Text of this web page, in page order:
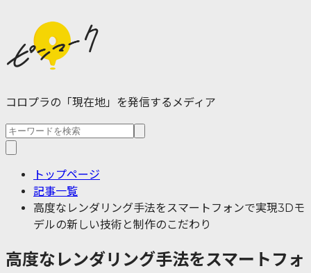
コロプラの「現在地」を発信するメディア
トップページ
記事一覧
高度なレンダリング手法をスマートフォンで実現3Dモ
デルの新しい技術と制作のこだわり
高度なレンダリング手法をスマートフォ